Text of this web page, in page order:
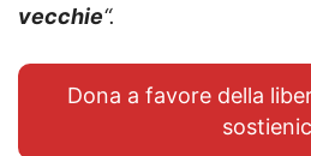
vecchie“.
Dona a favore della